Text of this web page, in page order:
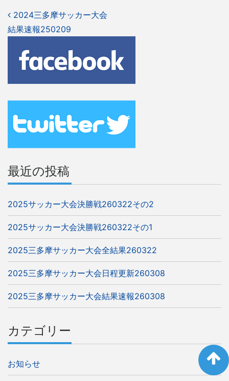
投
稿
ナ
ビ
ゲ
ー
シ
2024三多摩サッカー大会
結果速報250209
最近の投稿
2025サッカー大会決勝戦260322その2
2025サッカー大会決勝戦260322その1
2025三多摩サッカー大会全結果260322
2025三多摩サッカー大会日程更新260308
2025三多摩サッカー大会結果速報260308
カテゴリー
お知らせ